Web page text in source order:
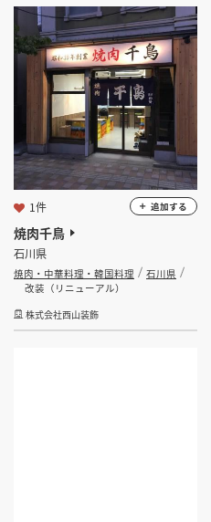
焼肉千鳥
石川県
焼肉・中華料理・韓国料理
石川県
改装（リニューアル）
株式会社西山装飾
1件 追加する